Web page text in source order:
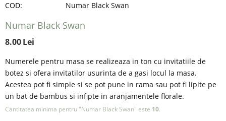
COD: Numar Black Swan
Numar Black Swan
8.00Lei
Numerele pentru masa se realizeaza in ton cu invitatiile de
botez si ofera invitatilor usurinta de a gasi locul la masa.
Acestea pot fi simple si se pot pune in rama sau pot fi lipite pe
un bat de bambus si infipte in aranjamentele florale.
Cantitatea minima pentru "Numar Black Swan" este 10.